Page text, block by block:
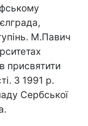
М.Павич
присвятити
З 1991 р.
Сербської